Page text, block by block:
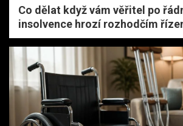
Co dělat když vám věřitel po
insolvence hrozí rozhodčím